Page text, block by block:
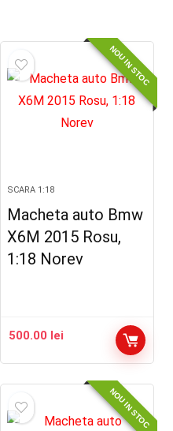
NOU IN STOC
SCARA 1:18
Macheta auto Bmw
X6M 2015 Rosu,
1:18 Norev
500.00 lei
NOU IN STOC